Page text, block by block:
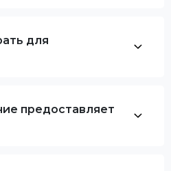
для
предоставляет